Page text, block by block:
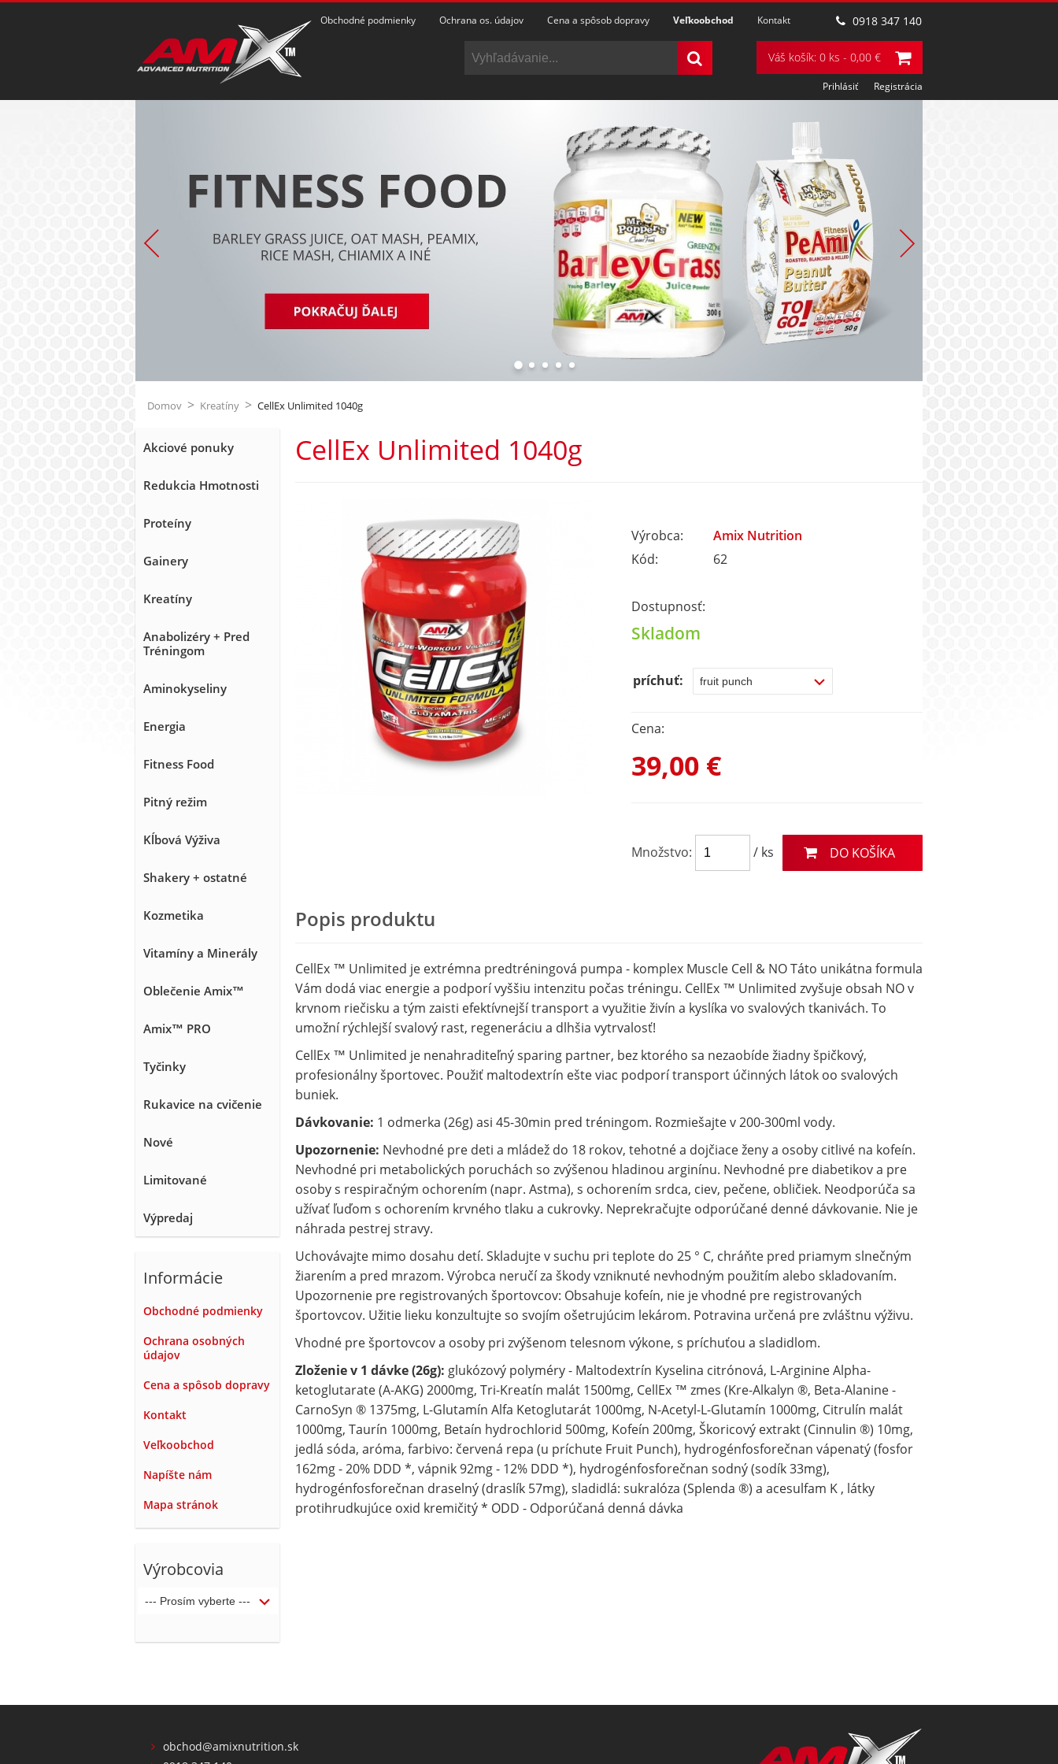
Obchodné podmienky Ochrana os. údajov Cena a spôsob dopravy Veľkoobchod Kontakt 0918 347 140
Váš košík: 0 ks - 0,00 €
Prihlásiť Registrácia
Domov > Kreatíny > CellEx Unlimited 1040g
Akciové ponuky
Redukcia Hmotnosti
Proteíny
Gainery
Kreatíny
Anabolizéry + Pred
Tréningom
Aminokyseliny
Energia
Fitness Food
Pitný režim
Kĺbová Výživa
Shakery + ostatné
Kozmetika
Vitamíny a Minerály
Oblečenie Amix™
Amix™ PRO
Tyčinky
Rukavice na cvičenie
Nové
Limitované
Výpredaj
Informácie
Obchodné podmienky
Ochrana osobných
údajov
Cena a spôsob dopravy
Kontakt
Veľkoobchod
Napíšte nám
Mapa stránok
Výrobcovia
CellEx Unlimited 1040g
Výrobca:
Amix Nutrition
Kód:
62
Dostupnosť:
Skladom
príchuť:
Cena:
39,00 €
Množstvo: / ks DO KOŠÍKA
Popis produktu
CellEx ™ Unlimited je extrémna predtréningová pumpa - komplex Muscle Cell & NO Táto unikátna formula
Vám dodá viac energie a podporí vyššiu intenzitu počas tréningu. CellEx ™ Unlimited zvyšuje obsah NO v
krvnom riečisku a tým zaisti efektívnejší transport a využitie živín a kyslíka vo svalových tkanivách. To
umožní rýchlejší svalový rast, regeneráciu a dlhšia vytrvalosť!
CellEx ™ Unlimited je nenahraditeľný sparing partner, bez ktorého sa nezaobíde žiadny špičkový,
profesionálny športovec. Použiť maltodextrín ešte viac podporí transport účinných látok oo svalových
buniek.
Dávkovanie: 1 odmerka (26g) asi 45-30min pred tréningom. Rozmiešajte v 200-300ml vody.
Upozornenie: Nevhodné pre deti a mládež do 18 rokov, tehotné a dojčiace ženy a osoby citlivé na kofeín.
Nevhodné pri metabolických poruchách so zvýšenou hladinou arginínu. Nevhodné pre diabetikov a pre
osoby s respiračným ochorením (napr. Astma), s ochorením srdca, ciev, pečene, obličiek. Neodporúča sa
užívať ľuďom s ochorením krvného tlaku a cukrovky. Neprekračujte odporúčané denné dávkovanie. Nie je
náhrada pestrej stravy.
Uchovávajte mimo dosahu detí. Skladujte v suchu pri teplote do 25 ° C, chráňte pred priamym slnečným
žiarením a pred mrazom. Výrobca neručí za škody vzniknuté nevhodným použitím alebo skladovaním.
Upozornenie pre registrovaných športovcov: Obsahuje kofeín, nie je vhodné pre registrovaných
športovcov. Užitie lieku konzultujte so svojím ošetrujúcim lekárom. Potravina určená pre zvláštnu výživu.
Vhodné pre športovcov a osoby pri zvýšenom telesnom výkone, s príchuťou a sladidlom.
Zloženie v 1 dávke (26g): glukózový polyméry - Maltodextrín Kyselina citrónová, L-Arginine Alpha-
ketoglutarate (A-AKG) 2000mg, Tri-Kreatín malát 1500mg, CellEx ™ zmes (Kre-Alkalyn ®, Beta-Alanine -
CarnoSyn ® 1375mg, L-Glutamín Alfa Ketoglutarát 1000mg, N-Acetyl-L-Glutamín 1000mg, Citrulín malát
1000mg, Taurín 1000mg, Betaín hydrochlorid 500mg, Kofeín 200mg, Škoricový extrakt (Cinnulin ®) 10mg,
jedlá sóda, aróma, farbivo: červená repa (u príchute Fruit Punch), hydrogénfosforečnan vápenatý (fosfor
162mg - 20% DDD *, vápnik 92mg - 12% DDD *), hydrogénfosforečnan sodný (sodík 33mg),
hydrogénfosforečnan draselný (draslík 57mg), sladidlá: sukralóza (Splenda ®) a acesulfam K , látky
protihrudkujúce oxid kremičitý * ODD - Odporúčaná denná dávka
obchod@amixnutrition.sk